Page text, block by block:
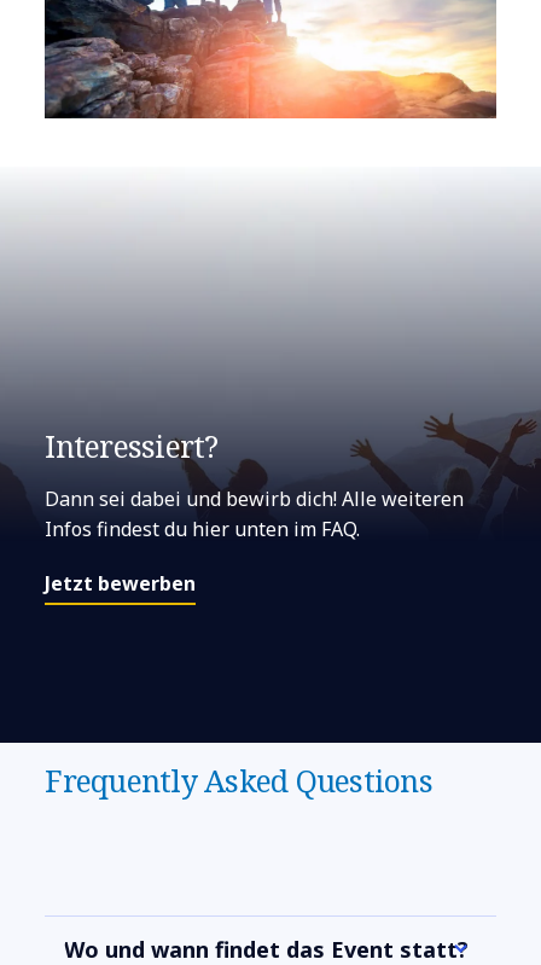
Interessiert?
Dann sei dabei und bewirb dich! Alle weiteren
Infos findest du hier unten im FAQ.
Jetzt bewerben
Frequently Asked Questions
Wo und wann findet das Event statt?